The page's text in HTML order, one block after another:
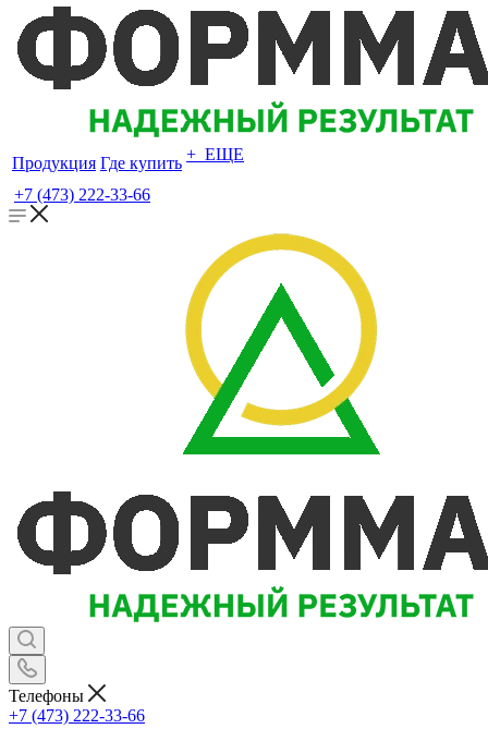
Продукция Где купить + ЕЩЕ
+7 (473) 222-33-66
Телефоны
+7 (473) 222-33-66